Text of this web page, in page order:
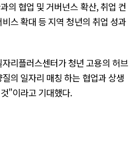
의 협업 및 거버넌스 확산, 취업 컨
스 확대 등 지역 청년의 취업 성과
리플러스센터가 청년 고용의 허브
의 일자리 매칭 하는 협업과 상생
"이라고 기대했다.